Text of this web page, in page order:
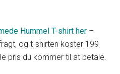
Hummel T-shirt her –
og t-shirten koster 199
pris du kommer til at betale.